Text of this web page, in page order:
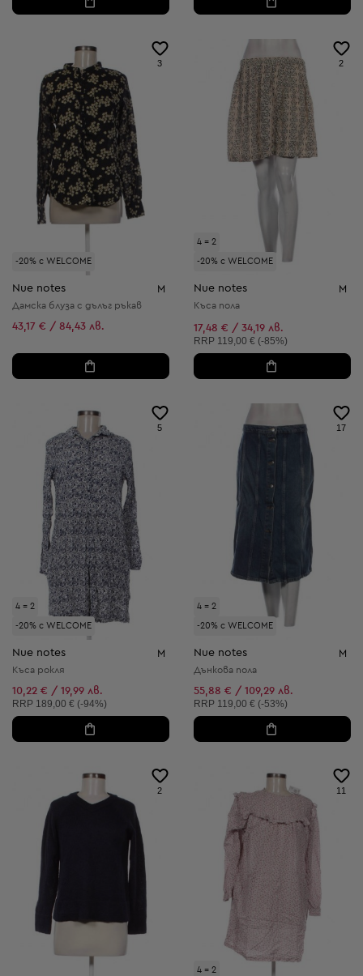
-20% с WELCOME
3
Nue notes M
Дамска блуза с дълъг ръкав
43,17 € / 84,43 лв.
4 = 2
-20% с WELCOME
2
Nue notes M
Къса пола
17,48 € / 34,19 лв.
Препоръчителна цена:
RRP 119,00 € (-85%)
4 = 2
-20% с WELCOME
5
Nue notes M
Къса рокля
10,22 € / 19,99 лв.
Препоръчителна цена:
RRP 189,00 € (-94%)
4 = 2
-20% с WELCOME
17
Nue notes M
Дънкова пола
55,88 € / 109,29 лв.
Препоръчителна цена:
RRP 119,00 € (-53%)
2
4 = 2
11